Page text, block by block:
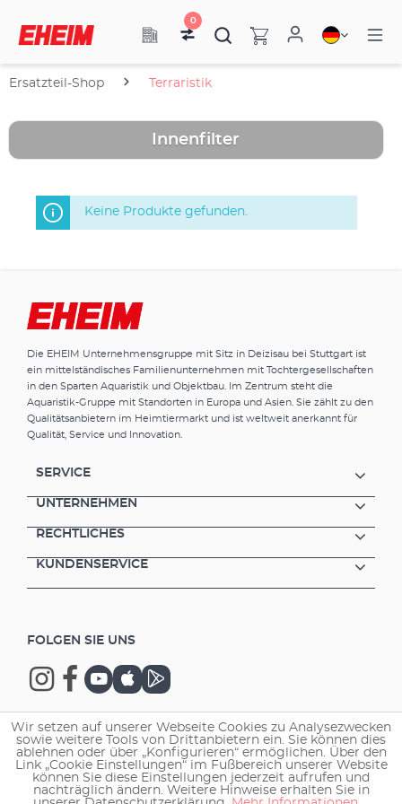
0
Ersatzteil-Shop Terraristik
Innenfilter
Keine Produkte gefunden.
Die EHEIM Unternehmensgruppe mit Sitz in Deizisau bei Stuttgart ist
ein mittelständisches Familienunternehmen mit Tochtergesellschaften
in den Sparten Aquaristik und Objektbau. Im Zentrum steht die
Aquaristik-Gruppe mit Standorten in Europa und Asien. Sie zählt zu den
Qualitätsanbietern im Heimtiermarkt und ist weltweit anerkannt für
Qualität, Service und Innovation.
SERVICE
UNTERNEHMEN
RECHTLICHES
KUNDENSERVICE
FOLGEN SIE UNS
Copyright © 2026 EHEIM GmbH & Co. KG.
Wir setzen auf unserer Webseite Cookies zu Analysezwecken
sowie weitere Tools von Drittanbietern ein. Sie können dies
ablehnen oder über „Konfigurieren“ ermöglichen. Über den
Link „Cookie Einstellungen“ im Fußbereich unserer Website
können Sie diese Einstellungen jederzeit aufrufen und
nachträglich ändern. Weitere Hinweise erhalten Sie in